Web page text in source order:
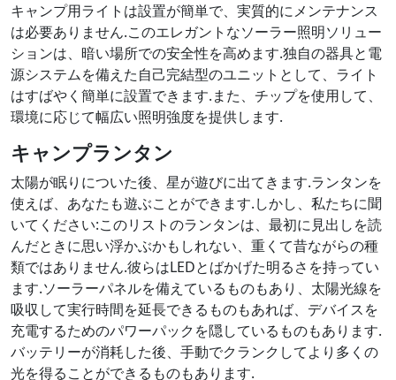
キャンプ用ライトは設置が簡単で、実質的にメンテナンス
は必要ありません.このエレガントなソーラー照明ソリュー
ションは、暗い場所での安全性を高めます.独自の器具と電
源システムを備えた自己完結型のユニットとして、ライト
はすばやく簡単に設置できます.また、チップを使用して、
環境に応じて幅広い照明強度を提供します.
キャンプランタン
太陽が眠りについた後、星が遊びに出てきます.ランタンを
使えば、あなたも遊ぶことができます.しかし、私たちに聞
いてください:このリストのランタンは、最初に見出しを読
んだときに思い浮かぶかもしれない、重くて昔ながらの種
類ではありません.彼らはLEDとばかげた明るさを持ってい
ます.ソーラーパネルを備えているものもあり、太陽光線を
吸収して実行時間を延長できるものもあれば、デバイスを
充電するためのパワーパックを隠しているものもあります.
バッテリーが消耗した後、手動でクランクしてより多くの
光を得ることができるものもあります.